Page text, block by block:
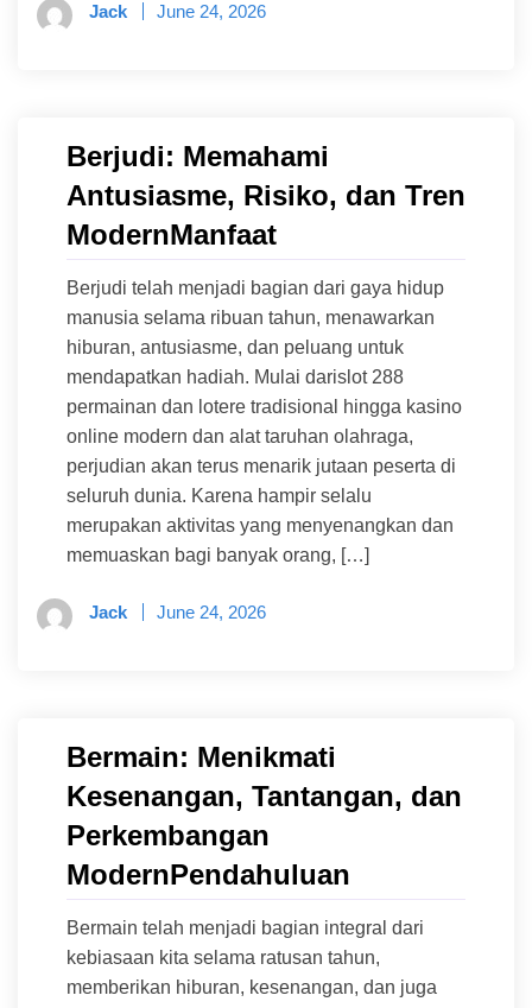
Jack June 24, 2026
Berjudi: Memahami
Antusiasme, Risiko, dan Tren
ModernManfaat
Berjudi telah menjadi bagian dari gaya hidup
manusia selama ribuan tahun, menawarkan
hiburan, antusiasme, dan peluang untuk
mendapatkan hadiah. Mulai darislot 288
permainan dan lotere tradisional hingga kasino
online modern dan alat taruhan olahraga,
perjudian akan terus menarik jutaan peserta di
seluruh dunia. Karena hampir selalu
merupakan aktivitas yang menyenangkan dan
memuaskan bagi banyak orang, […]
Jack June 24, 2026
Bermain: Menikmati
Kesenangan, Tantangan, dan
Perkembangan
ModernPendahuluan
Bermain telah menjadi bagian integral dari
kebiasaan kita selama ratusan tahun,
memberikan hiburan, kesenangan, dan juga